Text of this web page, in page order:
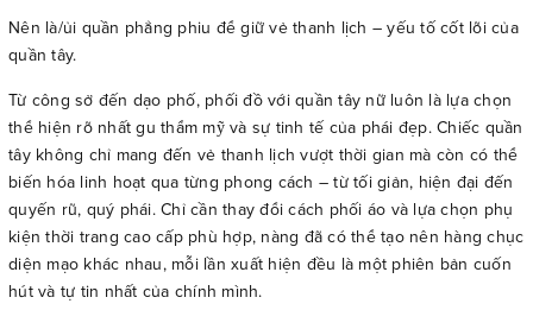
Nên là/ủi quần phẳng phiu để giữ vẻ thanh lịch – yếu tố cốt lõi của
quần tây.
Từ công sở đến dạo phố, phối đồ với quần tây nữ luôn là lựa chọn
thể hiện rõ nhất gu thẩm mỹ và sự tinh tế của phái đẹp. Chiếc quần
tây không chỉ mang đến vẻ thanh lịch vượt thời gian mà còn có thể
biến hóa linh hoạt qua từng phong cách – từ tối giản, hiện đại đến
quyến rũ, quý phái. Chỉ cần thay đổi cách phối áo và lựa chọn phụ
kiện thời trang cao cấp phù hợp, nàng đã có thể tạo nên hàng chục
diện mạo khác nhau, mỗi lần xuất hiện đều là một phiên bản cuốn
hút và tự tin nhất của chính mình.